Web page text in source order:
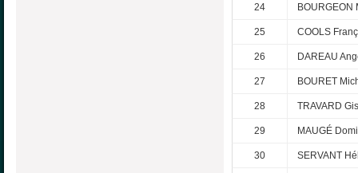
24 BOURGEON
25 COOLS
26 DAREAU
27 BOURET
28 TRAVARD
29 MAUGÉ
30 SERVANT